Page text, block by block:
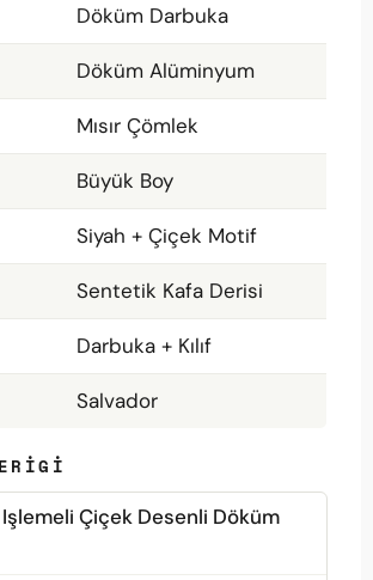
Döküm Darbuka
Döküm Alüminyum
Mısır Çömlek
Büyük Boy
Siyah + Çiçek Motif
Sentetik Kafa Derisi
Darbuka + Kılıf
Salvador
Çiçek Desenli Döküm